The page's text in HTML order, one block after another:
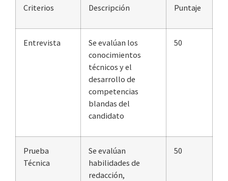
Criterios Descripción Puntaje
Entrevista
Se evalúan los
conocimientos
técnicos y el
desarrollo de
competencias
blandas del
candidato
50
Prueba
Técnica
Se evalúan
habilidades de
redacción,
50